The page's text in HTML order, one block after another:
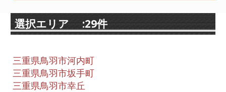
選択エリア :29件
三重県鳥羽市河内町
三重県鳥羽市坂手町
三重県鳥羽市幸丘